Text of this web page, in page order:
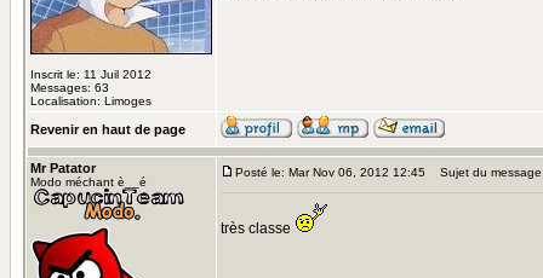
Inscrit le: 11 Juil 2012
Messages: 63
Localisation: Limoges
Revenir en haut de page
Mr Patator
Modo méchant è__é
Posté le: Mar Nov 06, 2012 12:45 Sujet du
très classe